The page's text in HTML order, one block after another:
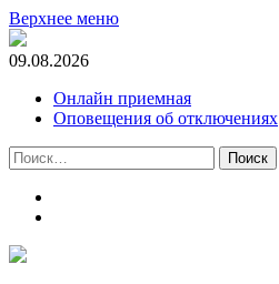
Верхнее меню
09.08.2026
Онлайн приемная
Оповещения об отключениях
Найти: